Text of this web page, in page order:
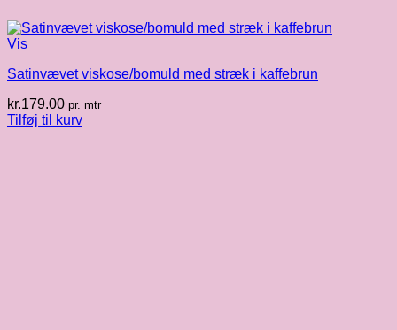
Vis
Satinvævet viskose/bomuld med stræk i kaffebrun
kr.179.00 pr. mtr
Tilføj til kurv